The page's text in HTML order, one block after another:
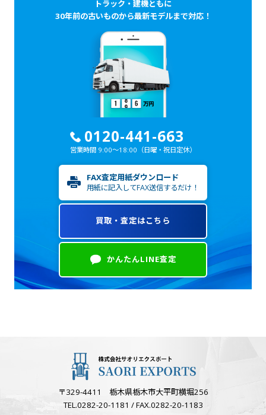
トラック・建機ともに
30年前の古いものから最新モデルまで対応！
0120-441-663
営業時間 9:00～18:00 （日曜・祝日定休）
FAX査定用紙ダウンロード
用紙に記入してFAX送信するだけ！
買取・査定はこちら
かんたんLINE査定
〒329-4411 栃木県栃木市大平町横堀256
TEL.0282-20-1181 / FAX.0282-20-1183